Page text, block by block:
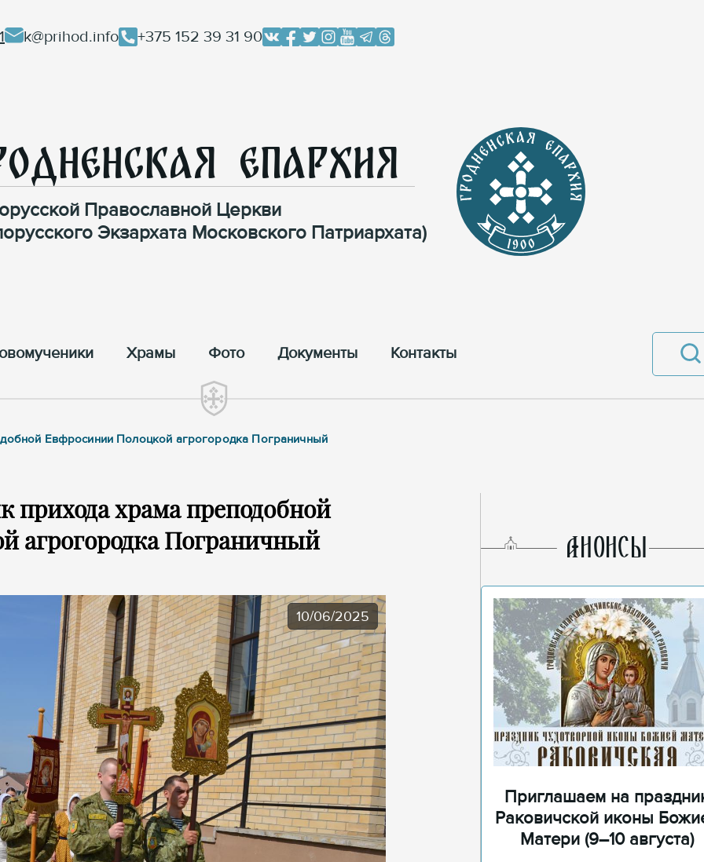
k@prihod.info +375 152 39 31 90
Епархия
Православной Церкви
Экзархата Московского Патриархата)
Храмы Фото Документы Контакты
Евфросинии Полоцкой агрогородка Пограничный
прихода храма преподобной
агрогородка Пограничный
10/06/2025
AНОНСЫ
Приглашаем на
Раковичской иконы
Матери (9–10 августа)